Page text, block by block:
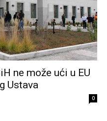
ne može ući u EU
Ustava
0